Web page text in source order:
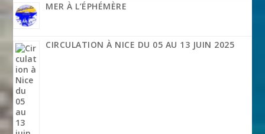
MER À L’ÉPHÉMÈRE
CIRCULATION À NICE DU 05 AU 13 JUIN 2025